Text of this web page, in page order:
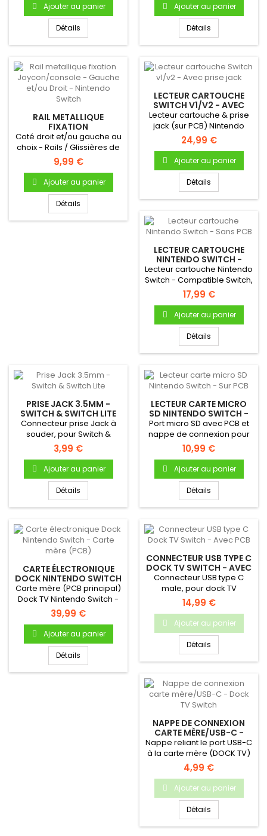
Ajouter au panier
Détails
Ajouter au panier
Détails
RAIL METALLIQUE
FIXATION
JOYCON/CONSOLE -
GAUCHE ET/OU DROIT -
NINTENDO SWITCH
Coté droit et/ou gauche au
choix - Rails / Glissières de
fixation Joy-con sur...
9,99 €
Ajouter au panier
Détails
LECTEUR CARTOUCHE
SWITCH V1/V2 - AVEC
PRISE JACK
Lecteur cartouche & prise
jack (sur PCB) Nintendo
SwitchLecteur Switch...
24,99 €
Ajouter au panier
Détails
LECTEUR CARTOUCHE
NINTENDO SWITCH -
SANS PCB
Lecteur cartouche Nintendo
Switch - Compatible Switch,
Switch Lite et Switch...
17,99 €
Ajouter au panier
Détails
PRISE JACK 3.5MM -
SWITCH & SWITCH LITE
Connecteur prise Jack à
souder, pour Switch &
Switch Lite
3,99 €
Ajouter au panier
Détails
LECTEUR CARTE MICRO
SD NINTENDO SWITCH -
SUR PCB
Port micro SD avec PCB et
nappe de connexion pour
Nintendo Switch - Neuf...
10,99 €
Ajouter au panier
Détails
CARTE ÉLECTRONIQUE
DOCK NINTENDO SWITCH
- CARTE MÈRE (PCB)
Carte mère (PCB principal)
Dock TV Nintendo Switch -
Produit neuf & original
39,99 €
Ajouter au panier
Détails
CONNECTEUR USB TYPE C
DOCK TV SWITCH - AVEC
PCB
Connecteur USB type C
male, pour dock TV
Nintendo Switch
14,99 €
Ajouter au panier
Détails
NAPPE DE CONNEXION
CARTE MÈRE/USB-C -
DOCK TV SWITCH
Nappe reliant le port USB-C
à la carte mère (DOCK TV)
4,99 €
Ajouter au panier
Détails